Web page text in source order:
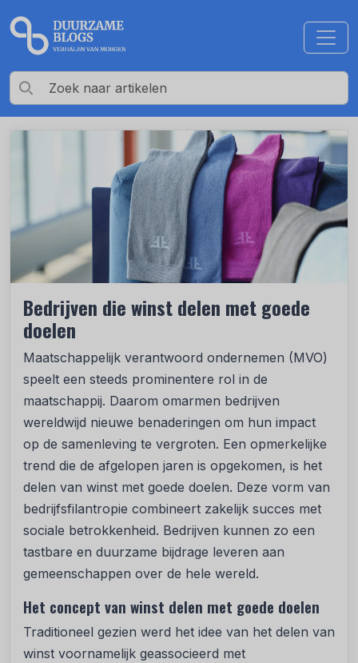
Bedrijven die winst delen met goede
doelen
Maatschappelijk verantwoord ondernemen (MVO)
speelt een steeds prominentere rol in de
maatschappij. Daarom omarmen bedrijven
wereldwijd nieuwe benaderingen om hun impact
op de samenleving te vergroten. Een opmerkelijke
trend die de afgelopen jaren is opgekomen, is het
delen van winst met goede doelen. Deze vorm van
bedrijfsfilantropie combineert zakelijk succes met
sociale betrokkenheid. Bedrijven kunnen zo een
tastbare en duurzame bijdrage leveren aan
gemeenschappen over de hele wereld.
Het concept van winst delen met goede doelen
Traditioneel gezien werd het idee van het delen van
winst voornamelijk geassocieerd met